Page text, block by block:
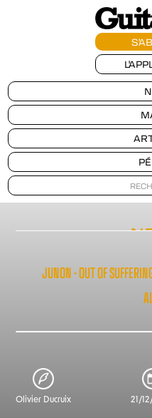
JUNON - OUT OF
Olivier Ducruix 21/